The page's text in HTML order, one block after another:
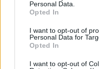
Personal Data.
Opted In
I want to opt-out of
Personal Data for
Opted In
I want to opt-out of
Recuperação e
Agro@TecVerde –